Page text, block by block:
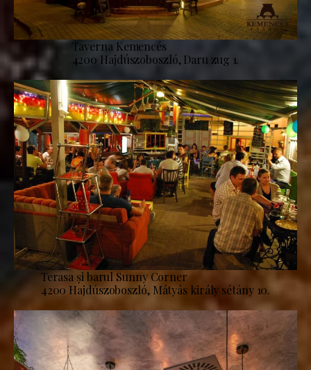
Taverna Kemencés
4200 Hajdúszoboszló, Daru zug 1.
Terasa și barul Sunny Corner
4200 Hajdúszoboszló, Mátyás király sétány 10.